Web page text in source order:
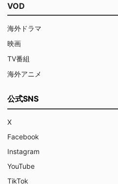
VOD
海外ドラマ
映画
TV番組
海外アニメ
公式SNS
X
Facebook
Instagram
YouTube
TikTok